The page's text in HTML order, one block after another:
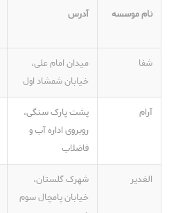
نام موسسه آدرس
شفا
میدان امام علی،
خیابان شمشاد اول
آرام
پشت پارک سنگی،
روبروی اداره آب و
فاضلاب
الغدیر
شهرک گلستان،
خیابان پامچال سوم